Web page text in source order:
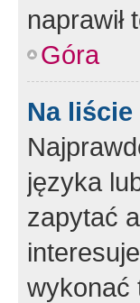
naprawił
Góra
Na
języka
zapytać
wykonać